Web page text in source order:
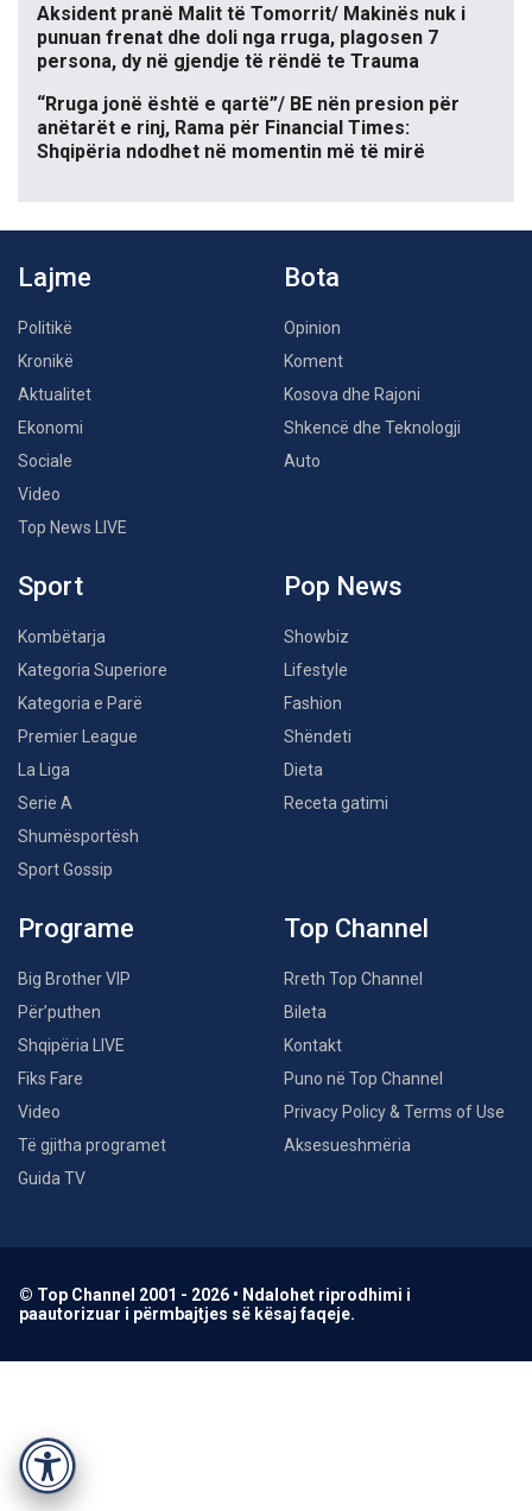
Accessibility
Aksident pranë Malit të Tomorrit/ Makinës nuk i
punuan frenat dhe doli nga rruga, plagosen 7
persona, dy në gjendje të rëndë te Trauma
“Rruga jonë është e qartë”/ BE nën presion për
anëtarët e rinj, Rama për Financial Times:
Shqipëria ndodhet në momentin më të mirë
Lajme
Politikë
Kronikë
Aktualitet
Ekonomi
Sociale
Video
Top News LIVE
Bota
Opinion
Koment
Kosova dhe Rajoni
Shkencë dhe Teknologji
Auto
Sport
Kombëtarja
Kategoria Superiore
Kategoria e Parë
Premier League
La Liga
Serie A
Shumësportësh
Sport Gossip
Pop News
Showbiz
Lifestyle
Fashion
Shëndeti
Dieta
Receta gatimi
Programe
Big Brother VIP
Për’puthen
Shqipëria LIVE
Fiks Fare
Video
Të gjitha programet
Guida TV
Top Channel
Rreth Top Channel
Bileta
Kontakt
Puno në Top Channel
Privacy Policy & Terms of Use
Aksesueshmëria
© Top Channel 2001 - 2026 • Ndalohet riprodhimi i
paautorizuar i përmbajtjes së kësaj faqeje.